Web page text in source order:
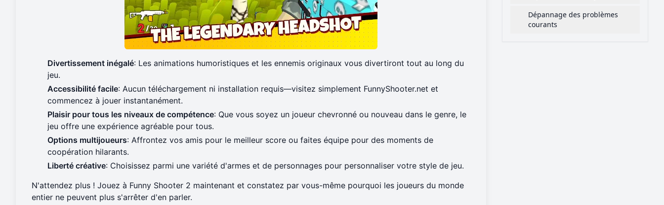
Divertissement inégalé: Les animations humoristiques et les ennemis originaux vous divertiront tout au long du
jeu.
Accessibilité facile: Aucun téléchargement ni installation requis—visitez simplement FunnyShooter.net et
commencez à jouer instantanément.
Plaisir pour tous les niveaux de compétence: Que vous soyez un joueur chevronné ou nouveau dans le genre, le
jeu offre une expérience agréable pour tous.
Options multijoueurs: Affrontez vos amis pour le meilleur score ou faites équipe pour des moments de
coopération hilarants.
Liberté créative: Choisissez parmi une variété d'armes et de personnages pour personnaliser votre style de jeu.
N'attendez plus ! Jouez à Funny Shooter 2 maintenant et constatez par vous-même pourquoi les joueurs du monde
entier ne peuvent plus s'arrêter d'en parler.
Dépannage des problèmes
courants